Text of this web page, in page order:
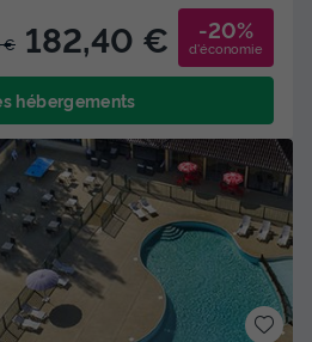
€ 182,40 € -20%
d'économie
hébergements